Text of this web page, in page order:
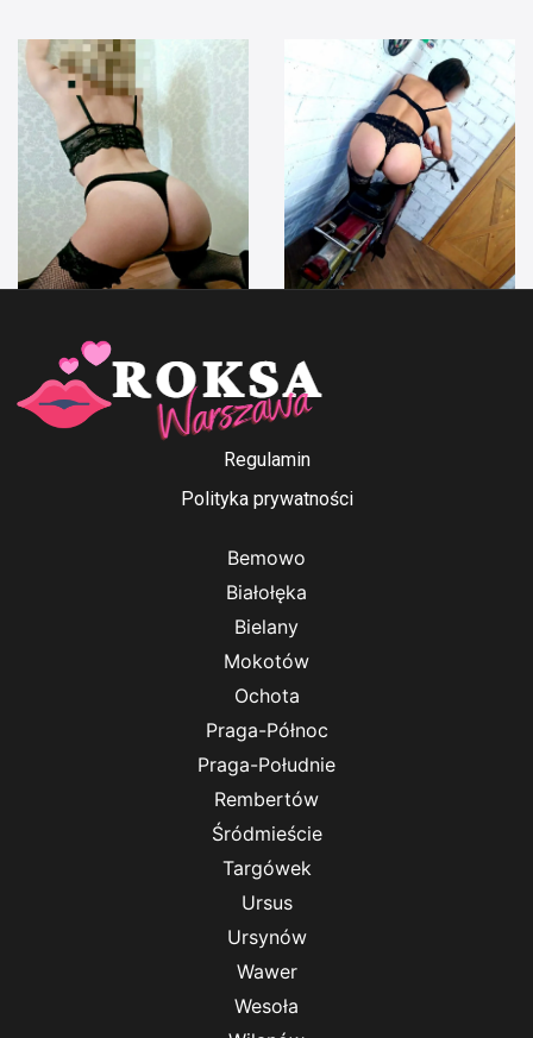
Anna Ford Irenka
Regulamin
Polityka prywatności
Bemowo
Białołęka
Bielany
Mokotów
Ochota
Praga-Północ
Praga-Południe
Rembertów
Śródmieście
Targówek
Ursus
Ursynów
Wawer
Wesoła